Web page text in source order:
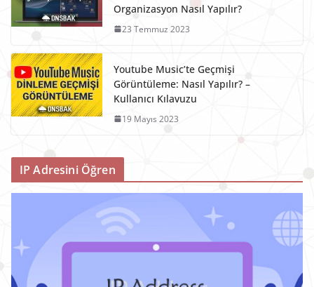
Organizasyon Nasıl Yapılır?
23 Temmuz 2023
Youtube Music’te Geçmişi
Görüntüleme: Nasıl Yapılır? –
Kullanıcı Kılavuzu
19 Mayıs 2023
IP Adresini Öğren